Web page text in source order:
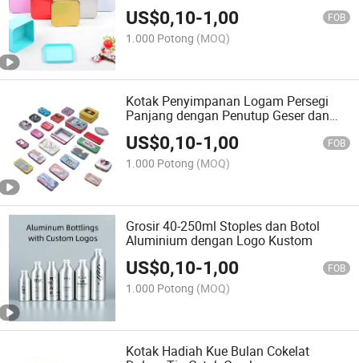
US$0,10-1,00 FOB
1.000 Potong (MOQ)
Kotak Penyimpanan Logam Persegi
Panjang dengan Penutup Geser dan
Logo Cetak Offset
US$0,10-1,00 FOB
1.000 Potong (MOQ)
Grosir 40-250ml Stoples dan Botol
Aluminium dengan Logo Kustom
US$0,10-1,00 FOB
1.000 Potong (MOQ)
Kotak Hadiah Kue Bulan Cokelat